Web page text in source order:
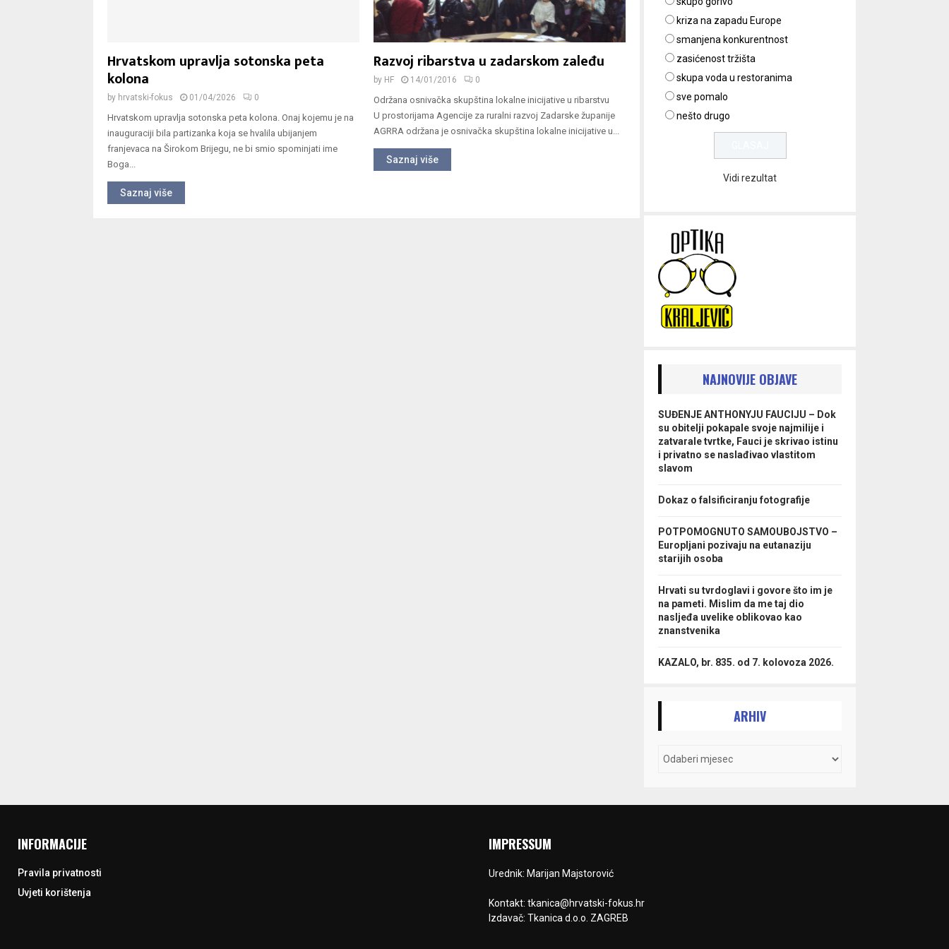
Hrvatskom upravlja sotonska peta
kolona
by hrvatski-fokus 01/04/2026 0
Hrvatskom upravlja sotonska peta kolona. Onaj kojemu je na
inauguraciji bila partizanka koja se hvalila ubijanjem
franjevaca na Širokom Brijegu, ne bi smio spominjati ime
Boga...
Saznaj više
Razvoj ribarstva u zadarskom zaleđu
by HF 14/01/2016 0
Održana osnivačka skupština lokalne inicijative u ribarstvu
U prostorijama Agencije za ruralni razvoj Zadarske županije
AGRRA održana je osnivačka skupština lokalne inicijative u...
Saznaj više
kriza na zapadu Europe
smanjena konkurentnost
zasićenost tržišta
skupa voda u restoranima
sve pomalo
nešto drugo
Vidi rezultat
NAJNOVIJE OBJAVE
SUĐENJE ANTHONYJU FAUCIJU – Dok
su obitelji pokapale svoje najmilije i
zatvarale tvrtke, Fauci je skrivao istinu
i privatno se naslađivao vlastitom
slavom
Dokaz o falsificiranju fotografije
POTPOMOGNUTO SAMOUBOJSTVO –
Europljani pozivaju na eutanaziju
starijih osoba
Hrvati su tvrdoglavi i govore što im je
na pameti. Mislim da me taj dio
nasljeđa uvelike oblikovao kao
znanstvenika
KAZALO, br. 835. od 7. kolovoza 2026.
ARHIV
INFORMACIJE
Pravila privatnosti
Uvjeti korištenja
IMPRESSUM
Urednik: Marijan Majstorović
Kontakt: tkanica@hrvatski-fokus.hr
Izdavač: Tkanica d.o.o. ZAGREB